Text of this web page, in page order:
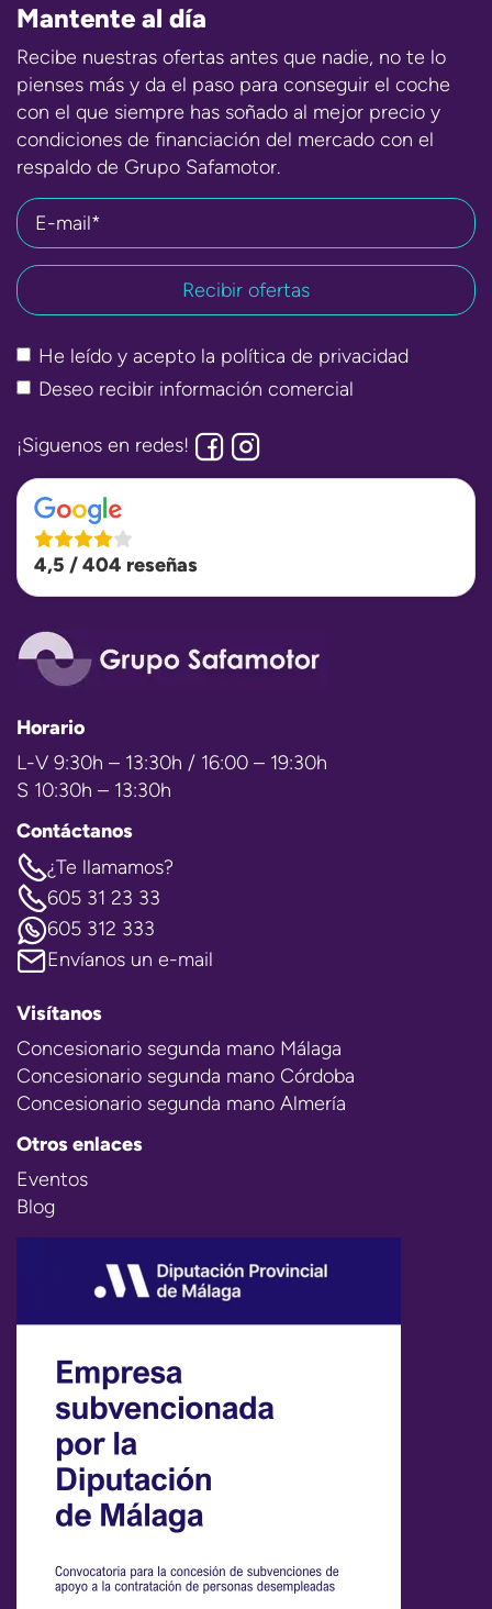
Mantente al día
Recibe nuestras ofertas antes que nadie, no te lo
pienses más y da el paso para conseguir el coche
con el que siempre has soñado al mejor precio y
condiciones de financiación del mercado con el
respaldo de Grupo Safamotor.
E-mail*
He leído y acepto la política de privacidad
Deseo recibir información comercial
¡Siguenos en redes!
4,5 / 404 reseñas
Horario
L-V 9:30h – 13:30h / 16:00 – 19:30h
S 10:30h – 13:30h
Contáctanos
¿Te llamamos?
605 31 23 33
605 312 333
Envíanos un e-mail
Visítanos
Concesionario segunda mano Málaga
Concesionario segunda mano Córdoba
Concesionario segunda mano Almería
Otros enlaces
Eventos
Blog